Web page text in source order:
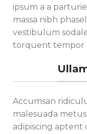
ipsum a a
massa nibh
vestibulum
torquent tempor
Accumsan
malesuada
adipiscing aptent